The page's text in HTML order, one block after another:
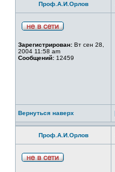
Проф.А.И.Орлов
Зарегистрирован: Вт сен 28,
2004 11:58 am
Сообщений: 12459
Вернуться наверх
Проф.А.И.Орлов